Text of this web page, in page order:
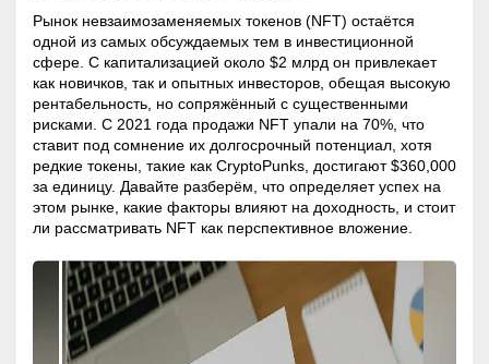
Рынок невзаимозаменяемых токенов (NFT) остаётся
одной из самых обсуждаемых тем в инвестиционной
сфере. С капитализацией около $2 млрд он привлекает
как новичков, так и опытных инвесторов, обещая высокую
рентабельность, но сопряжённый с существенными
рисками. С 2021 года продажи NFT упали на 70%, что
ставит под сомнение их долгосрочный потенциал, хотя
редкие токены, такие как CryptoPunks, достигают $360,000
за единицу. Давайте разберём, что определяет успех на
этом рынке, какие факторы влияют на доходность, и стоит
ли рассматривать NFT как перспективное вложение.